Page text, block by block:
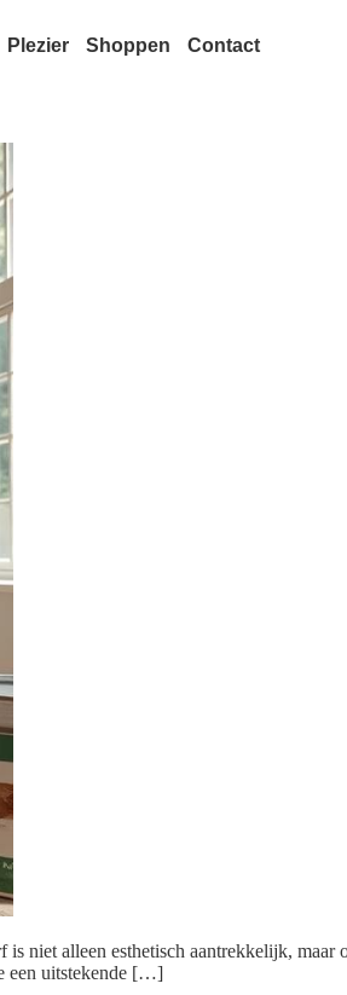
Plezier Shoppen Contact
niet alleen esthetisch aantrekkelijk,
een uitstekende […]